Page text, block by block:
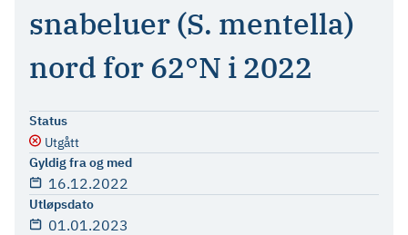
snabeluer (S. mentella)
nord for 62°N i 2022
Status
Utgått
Gyldig fra og med
16.12.2022
Utløpsdato
01.01.2023